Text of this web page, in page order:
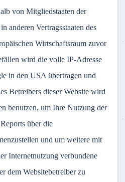
von Mitgliedstaaten der
anderen Vertragsstaaten des
Wirtschaftsraum zuvor
wird die volle IP-Adresse
in den USA übertragen und
Betreibers dieser Website wird
benutzen, um Ihre Nutzung der
über die
und um weitere mit
Internetnutzung verbundene
dem Websitebetreiber zu